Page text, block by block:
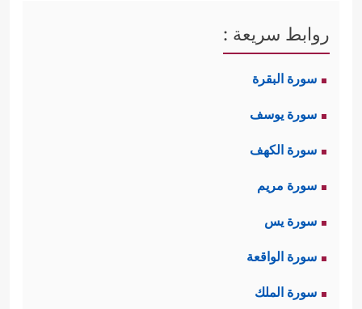
روابط سريعة :
سورة البقرة
سورة يوسف
سورة الكهف
سورة مريم
سورة يس
سورة الواقعة
سورة الملك